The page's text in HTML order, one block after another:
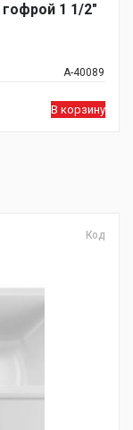
1 1/2"
А-40089
В корзину
Код